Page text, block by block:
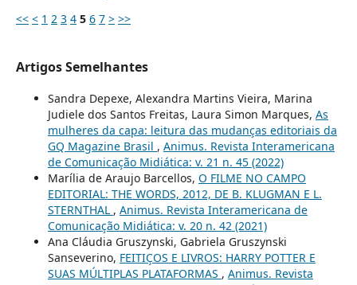
<< < 1 2 3 4 5 6 7 > >>
Artigos Semelhantes
Sandra Depexe, Alexandra Martins Vieira, Marina
Judiele dos Santos Freitas, Laura Simon Marques, As
mulheres da capa: leitura das mudanças editoriais da
GQ Magazine Brasil , Animus. Revista Interamericana
de Comunicação Midiática: v. 21 n. 45 (2022)
Marília de Araujo Barcellos, O FILME NO CAMPO
EDITORIAL: THE WORDS, 2012, DE B. KLUGMAN E L.
STERNTHAL , Animus. Revista Interamericana de
Comunicação Midiática: v. 20 n. 42 (2021)
Ana Cláudia Gruszynski, Gabriela Gruszynski
Sanseverino, FEITIÇOS E LIVROS: HARRY POTTER E
SUAS MÚLTIPLAS PLATAFORMAS , Animus. Revista